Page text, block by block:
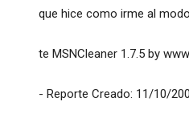
que hice como irme al
te MSNCleaner 1.7.5 by
- Reporte Creado: 11/10/